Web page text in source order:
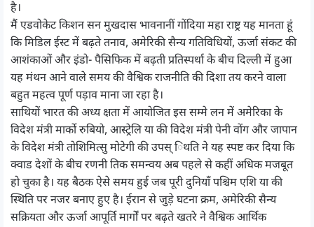
है।
मैं एडवोकेट किशन सन मुखदास भावनानीं गोंदिया महा राष्ट्र यह मानता हूं
कि मिडिल ईस्ट में बढ़ते तनाव, अमेरिकी सैन्य गतिविधियों, ऊर्जा संकट की
आशंकाओं और इंडो- पैसिफिक में बढ़ती प्रतिस्पर्धा के बीच दिल्ली में हुआ
यह मंथन आने वाले समय की वैश्विक राजनीति की दिशा तय करने वाला
बहुत महत्व पूर्ण पड़ाव माना जा रहा है।
साथियों भारत की अध्य क्षता में आयोजित इस सम्मे लन में अमेरिका के
विदेश मंत्री मार्को रुबियो, आस्ट्रेलि या की विदेश मंत्री पेनी वोंग और जापान
के विदेश मंत्री तोशिमित्सु मोटेगी की उपस् िथति ने यह स्पष्ट कर दिया कि
क्वाड देशों के बीच रणनी तिक समन्वय अब पहले से कहीं अधिक मजबूत
हो चुका है। यह बैठक ऐसे समय हुई जब पूरी दुनियाँ पश्चिम एशि या की
स्थिति पर नजर बनाए हुए है। ईरान से जुड़े घटना क्रम, अमेरिकी सैन्य
सक्रियता और ऊर्जा आपूर्ति मार्गों पर बढ़ते खतरे ने वैश्विक आर्थिक